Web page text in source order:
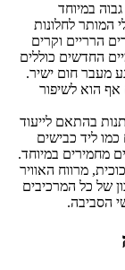
במיוחד
המותר לחלונות
הרריים וקרים
החדשים כוללים
מעבר חום ישיר.
אף הוא לשיפור
אקוסטי מוגדרות בתקן 1004 ומשתנות בהתאם לייעוד
כמו ליד כבישים
מחמירים במיוחד.
מרווח האוויר
של כל המרכיבים
הסביבה.